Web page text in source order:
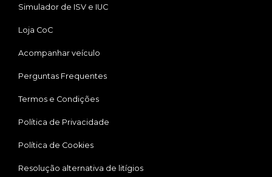
Simulador de ISV e IUC
Loja CoC
Acompanhar veículo
Perguntas Frequentes
Termos e Condições
Política de Privacidade
Política de Cookies
Resolução alternativa de litígios